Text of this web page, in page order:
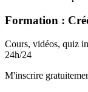
Formation :
Cours, vidéos, quiz
24h/24
M'inscrire